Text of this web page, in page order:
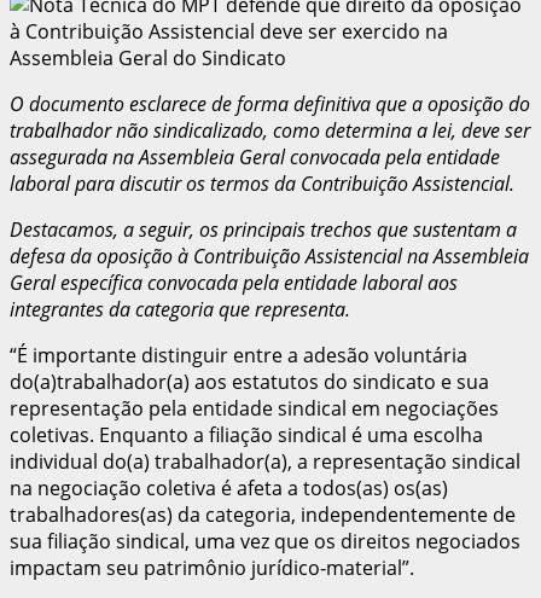
O documento esclarece de forma definitiva que a oposição do
trabalhador não sindicalizado, como determina a lei, deve ser
assegurada na Assembleia Geral convocada pela entidade
laboral para discutir os termos da Contribuição Assistencial.
Destacamos, a seguir, os principais trechos que sustentam a
defesa da oposição à Contribuição Assistencial na Assembleia
Geral específica convocada pela entidade laboral aos
integrantes da categoria que representa.
“É importante distinguir entre a adesão voluntária
do(a)trabalhador(a) aos estatutos do sindicato e sua
representação pela entidade sindical em negociações
coletivas. Enquanto a filiação sindical é uma escolha
individual do(a) trabalhador(a), a representação sindical
na negociação coletiva é afeta a todos(as) os(as)
trabalhadores(as) da categoria, independentemente de
sua filiação sindical, uma vez que os direitos negociados
impactam seu patrimônio jurídico-material”.